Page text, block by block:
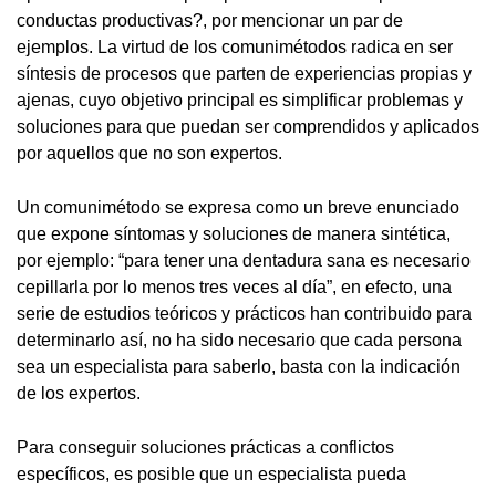
conductas productivas?, por mencionar un par de
ejemplos. La virtud de los comunimétodos radica en ser
síntesis de procesos que parten de experiencias propias y
ajenas, cuyo objetivo principal es simplificar problemas y
soluciones para que puedan ser comprendidos y aplicados
por aquellos que no son expertos.
Un comunimétodo se expresa como un breve enunciado
que expone síntomas y soluciones de manera sintética,
por ejemplo: “para tener una dentadura sana es necesario
cepillarla por lo menos tres veces al día”, en efecto, una
serie de estudios teóricos y prácticos han contribuido para
determinarlo así, no ha sido necesario que cada persona
sea un especialista para saberlo, basta con la indicación
de los expertos.
Para conseguir soluciones prácticas a conflictos
específicos, es posible que un especialista pueda